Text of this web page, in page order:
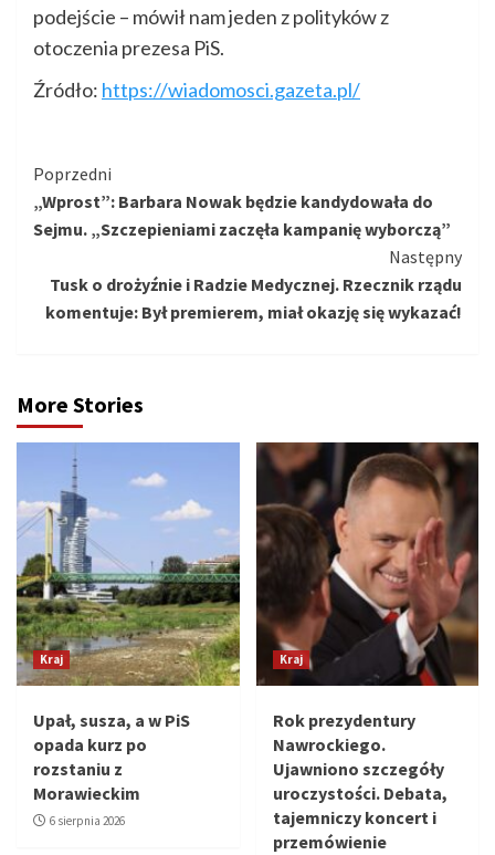
podejście – mówił nam jeden z polityków z
otoczenia prezesa PiS.
Źródło: https://wiadomosci.gazeta.pl/
Kontynuuj
czytanie
Poprzedni
„Wprost”: Barbara Nowak będzie kandydowała do
Sejmu. „Szczepieniami zaczęła kampanię wyborczą”
Następny
Tusk o drożyźnie i Radzie Medycznej. Rzecznik rządu
komentuje: Był premierem, miał okazję się wykazać!
More Stories
Kraj
Upał, susza, a w PiS
opada kurz po
rozstaniu z
Morawieckim
6 sierpnia 2026
Kraj
Rok prezydentury
Nawrockiego.
Ujawniono szczegóły
uroczystości. Debata,
tajemniczy koncert i
przemówienie